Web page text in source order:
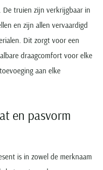
truien zijn verkrijgbaar in
en zijn allen vervaardigd
Dit zorgt voor een
draagcomfort voor elke
aan elke
en pasvorm
is in zowel de merknaam